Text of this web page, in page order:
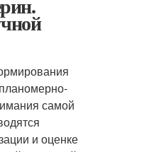
самой
и оценке